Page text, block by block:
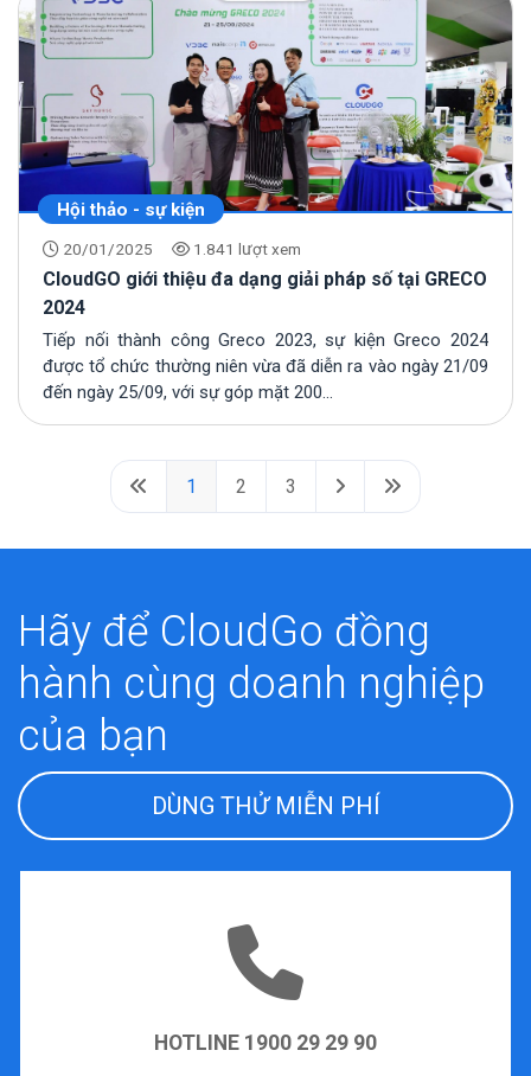
Hội thảo - sự kiện
20/01/2025 1.841 lượt xem
CloudGO giới thiệu đa dạng giải pháp số tại GRECO
2024
Tiếp nối thành công Greco 2023, sự kiện Greco 2024
được tổ chức thường niên vừa đã diễn ra vào ngày 21/09
đến ngày 25/09, với sự góp mặt 200...
1 2 3
Hãy để CloudGo đồng
hành cùng doanh nghiệp
của bạn
DÙNG THỬ MIỄN PHÍ
HOTLINE 1900 29 29 90